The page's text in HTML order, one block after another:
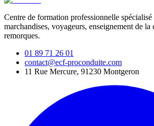
Centre de formation professionnelle spécialisé
marchandises, voyageurs, enseignement de la
remorques.
01 89 71 26 01
contact@ecf-proconduite.com
11 Rue Mercure, 91230 Montgeron